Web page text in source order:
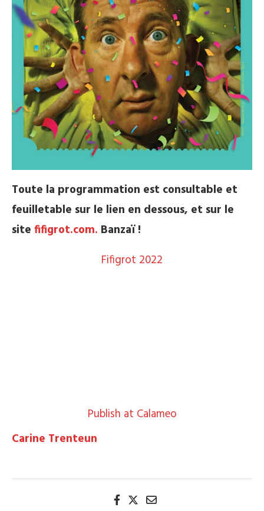
Toute la programmation est consultable et
feuilletable sur le lien en dessous, et sur le
site fifigrot.com. Banzaï !
Fifigrot 2022
Publish at Calameo
Carine Trenteun